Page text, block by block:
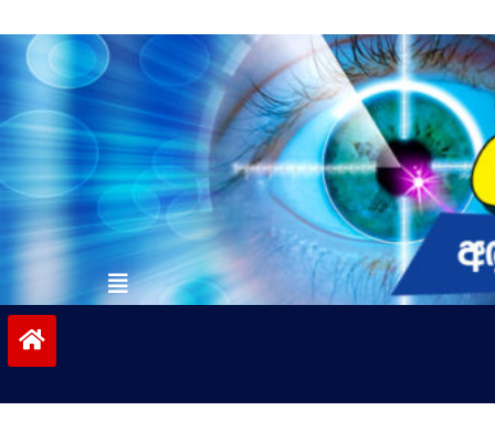
to
contentvinivida.lk